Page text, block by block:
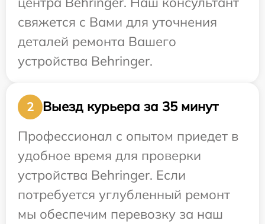
свяжется с Вами для уточнения
деталей ремонта Вашего
устройства Behringer.
2
Выезд курьера за 35 минут
Профессионал с опытом приедет в
удобное время для проверки
устройства Behringer. Если
потребуется углубленный ремонт
мы обеспечим перевозку за наш